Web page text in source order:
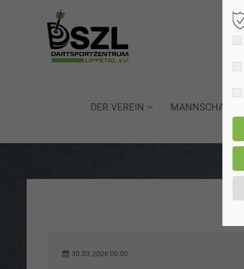
Login
Benutzername
We offer
customers
(GMT +1)
DER VEREIN
30.03.2026 00:00